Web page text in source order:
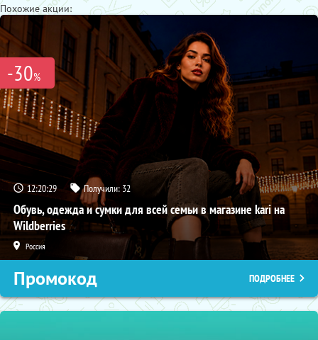
Похожие акции:
-30%
12:20:28 Получили: 32
Обувь, одежда и сумки для всей семьи в магазине kari на
Wildberries
Россия
Промокод ПОДРОБНЕЕ